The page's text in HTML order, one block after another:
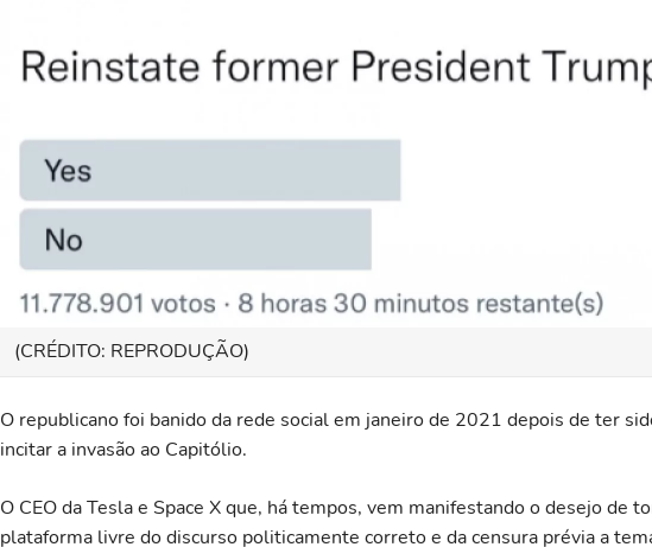
(CRÉDITO: REPRODUÇÃO)
O republicano foi banido da rede social em janeiro de 2021 depois de ter
incitar a invasão ao Capitólio.
O CEO da Tesla e Space X que, há tempos, vem manifestando o desejo de
plataforma livre do discurso politicamente correto e da censura prévia a